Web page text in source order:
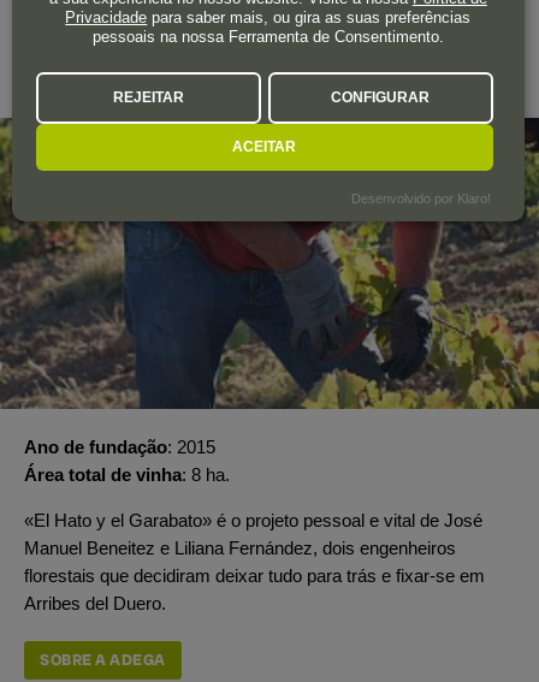
EL HATO Y EL GARABATO
Arribes
Ano de fundação 2015
Área total de vinha 8 ha.
«El Hato y el Garabato» é o projeto pessoal e vital de José
Manuel Beneitez e Liliana Fernández, dois engenheiros
florestais que decidiram deixar tudo para trás e fixar-se em
Arribes del Duero.
SOBRE A ADEGA
Privacidade para saber mais, ou gira as suas preferências
pessoais na nossa Ferramenta de Consentimento.
REJEITAR CONFIGURAR
ACEITAR
Desenvolvido por Klaro!